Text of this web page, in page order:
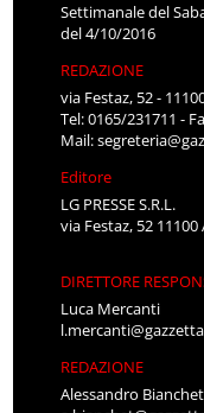
Settimanale del
del 4/10/2016
REDAZIONE
via Festaz, 52 -
Tel: 0165/231711 -
Mail:
Editore
LG PRESSE S.R.L.
via Festaz, 52 11100
DIRETTORE
Luca Mercanti
REDAZIONE
Alessandro Bianchet